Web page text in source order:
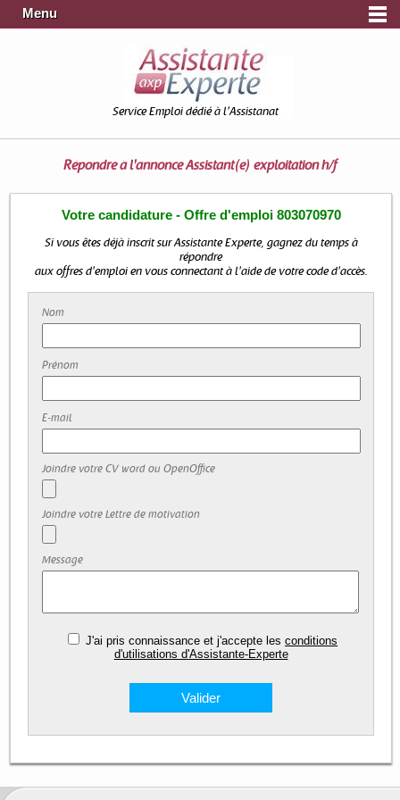
Menu
Service Emploi dédié à l'Assistanat
Répondre à l'annonceAssistant(e) exploitation h/f
Votre candidature - Offre d'emploi 803070970
Si vous êtes déjà inscrit sur Assistante Experte, gagnez du temps à
répondre
aux offres d'emploi en vous connectant à l'aide de votre code d'accès.
Nom
Prénom
E-mail
Joindre votre CV word ou OpenOffice
Joindre votre Lettre de motivation
Message
J'ai pris connaissance et j'accepte lesconditions
d'utilisations d'Assistante-Experte